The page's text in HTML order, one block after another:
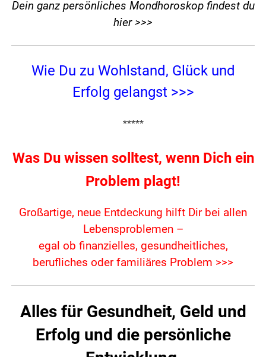
Dein ganz persönliches Mondhoroskop findest du
hier >>>
Wie Du zu Wohlstand, Glück und
Erfolg gelangst >>>
*****
Was Du wissen solltest, wenn Dich ein
Problem plagt!
Großartige, neue Entdeckung hilft Dir bei allen
Lebensproblemen –
egal ob finanzielles, gesundheitliches,
berufliches oder familiäres Problem >>>
Alles für Gesundheit, Geld und
Erfolg und die persönliche